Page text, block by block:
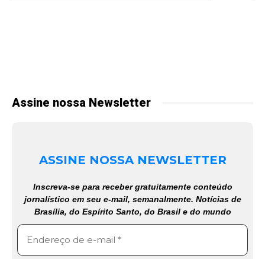
Assine nossa Newsletter
ASSINE NOSSA NEWSLETTER
Inscreva-se para receber gratuitamente conteúdo
jornalístico em seu e-mail, semanalmente. Notícias de
Brasília, do Espírito Santo, do Brasil e do mundo